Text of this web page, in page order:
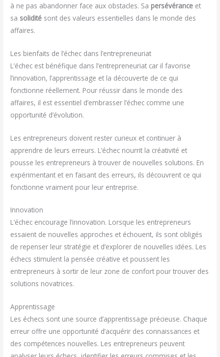
à ne pas abandonner face aux obstacles. Sa persévérance et
sa solidité sont des valeurs essentielles dans le monde des
affaires.
Les bienfaits de l’échec dans l’entrepreneuriat
L’échec est bénéfique dans l’entrepreneuriat car il favorise
l’innovation, l’apprentissage et la découverte de ce qui
fonctionne réellement. Pour réussir dans le monde des
affaires, il est essentiel d’embrasser l’échec comme une
opportunité d’évolution.
Les entrepreneurs doivent rester curieux et continuer à
apprendre de leurs erreurs. L’échec nourrit la créativité et
pousse les entrepreneurs à trouver de nouvelles solutions. En
expérimentant et en faisant des erreurs, ils découvrent ce qui
fonctionne vraiment pour leur entreprise.
Innovation
L’échec encourage l’innovation. Lorsque les entrepreneurs
essaient de nouvelles approches et échouent, ils sont obligés
de repenser leur stratégie et d’explorer de nouvelles idées. Les
échecs stimulent la pensée créative et poussent les
entrepreneurs à sortir de leur zone de confort pour trouver des
solutions novatrices.
Apprentissage
Les échecs sont une source d’apprentissage précieuse. Chaque
erreur offre une opportunité d’acquérir des connaissances et
des compétences nouvelles. Les entrepreneurs peuvent